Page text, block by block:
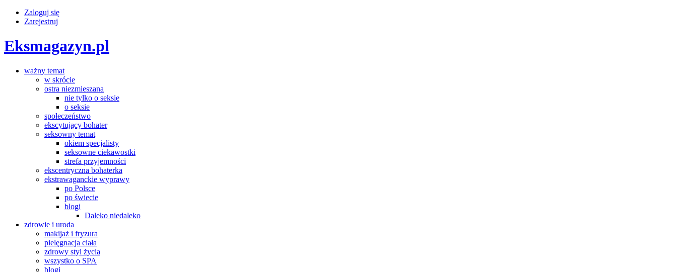
Zaloguj się
Zarejestruj
Eksmagazyn.pl
ważny temat
w skrócie
ostra niezmieszana
nie tylko o seksie
o seksie
społeczeństwo
ekscytujący bohater
seksowny temat
okiem specjalisty
seksowne ciekawostki
strefa przyjemności
ekscentryczna bohaterka
ekstrawaganckie wyprawy
po Polsce
po świecie
blogi
Daleko niedaleko
zdrowie i uroda
makijaż i fryzura
pielęgnacja ciała
zdrowy styl życia
wszystko o SPA
blogi